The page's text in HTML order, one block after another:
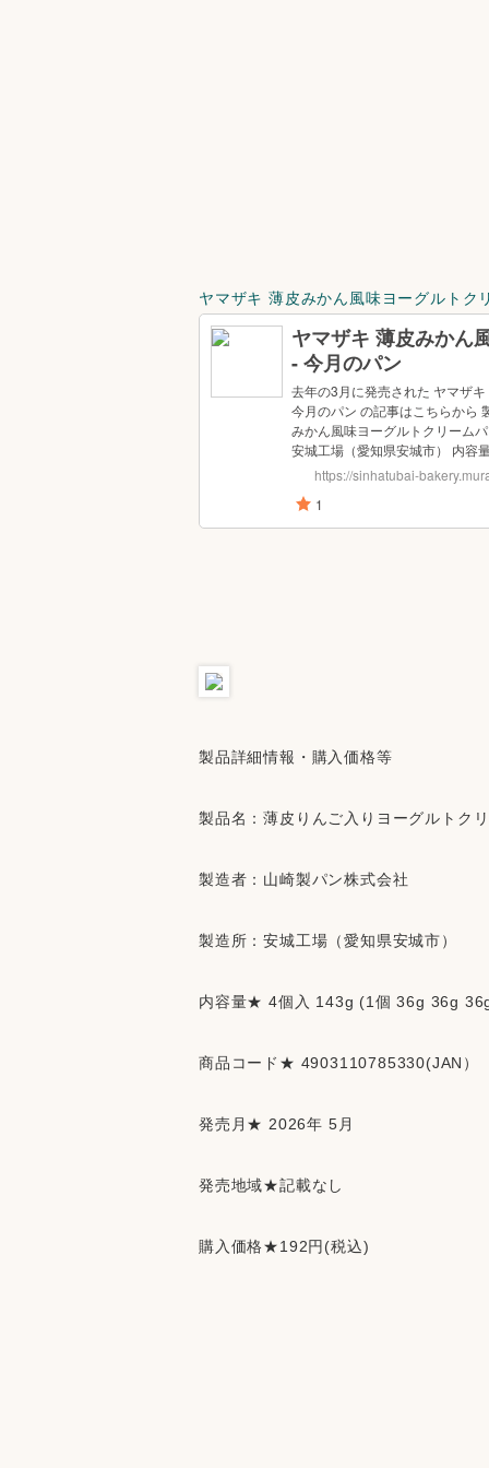
ヤマザキ 薄皮みかん風味ヨーグルトク
製品詳細情報・購入価格等
製品名：薄皮りんご入りヨーグルトク
製造者：山崎製パン株式会社
製造所：安城工場（愛知県安城市）
内容量★ 4個入 143g (1個 36g 36g
商品コード★ 4903110785330(JAN）
発売月★ 2026年 5月
発売地域★記載なし
購入価格★192円(税込)